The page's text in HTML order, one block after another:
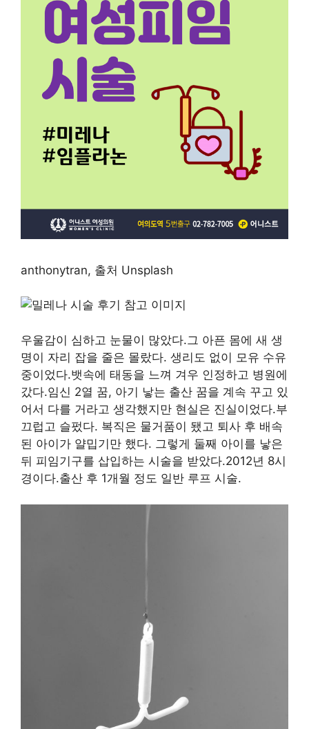
anthonytran, 출처 Unsplash
우울감이 심하고 눈물이 많았다.그 아픈 몸에 새 생
명이 자리 잡을 줄은 몰랐다. 생리도 없이 모유 수유
중이었다.뱃속에 태동을 느껴 겨우 인정하고 병원에
갔다.임신 2열 꿈, 아기 낳는 출산 꿈을 계속 꾸고 있
어서 다를 거라고 생각했지만 현실은 진실이었다.부
끄럽고 슬펐다. 복직은 물거품이 됐고 퇴사 후 배속
된 아이가 얄밉기만 했다. 그렇게 둘째 아이를 낳은
뒤 피임기구를 삽입하는 시술을 받았다.2012년 8시
경이다.출산 후 1개월 정도 일반 루프 시술.